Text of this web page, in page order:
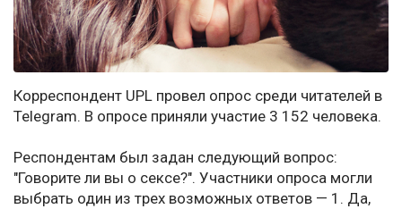
Корреспондент UPL провел опрос среди читателей в
Telegram. В опросе приняли участие 3 152 человека.
Респондентам был задан следующий вопрос:
"Говорите ли вы о сексе?". Участники опроса могли
выбрать один из трех возможных ответов — 1. Да,